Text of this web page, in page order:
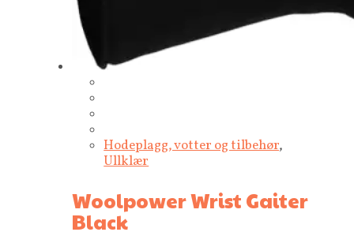
Hodeplagg, votter og tilbehør,
Ullklær
Woolpower Wrist Gaiter
Black